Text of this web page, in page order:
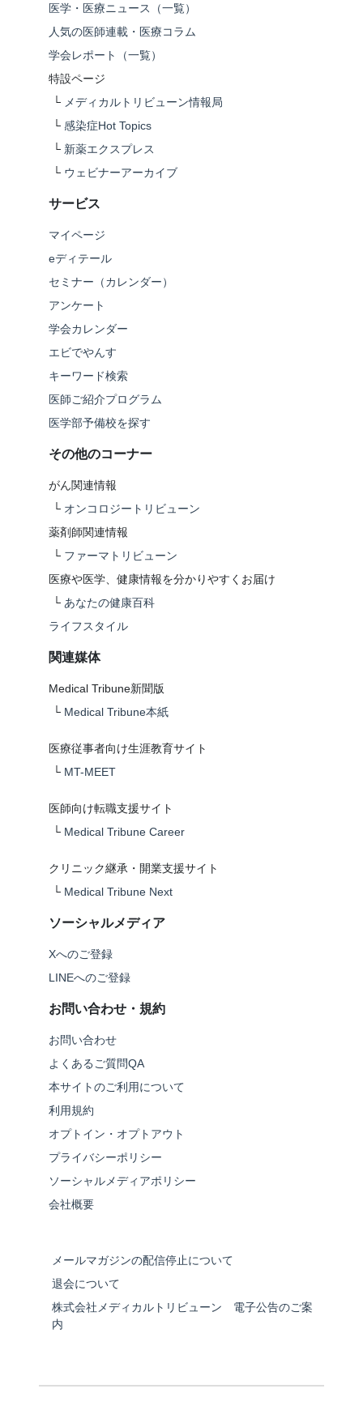
医学・医療ニュース（一覧）
人気の医師連載・医療コラム
学会レポート（一覧）
特設ページ
└ メディカルトリビューン情報局
└ 感染症Hot Topics
└ 新薬エクスプレス
└ ウェビナーアーカイブ
サービス
マイページ
eディテール
セミナー（カレンダー）
アンケート
学会カレンダー
エビでやんす
キーワード検索
医師ご紹介プログラム
医学部予備校を探す
その他のコーナー
がん関連情報
└ オンコロジートリビューン
薬剤師関連情報
└ ファーマトリビューン
医療や医学、健康情報を分かりやすくお届け
└ あなたの健康百科
ライフスタイル
関連媒体
Medical Tribune新聞版
└ Medical Tribune本紙
医療従事者向け生涯教育サイト
└ MT-MEET
医師向け転職支援サイト
└ Medical Tribune Career
クリニック継承・開業支援サイト
└ Medical Tribune Next
ソーシャルメディア
Xへのご登録
LINEへのご登録
お問い合わせ・規約
お問い合わせ
よくあるご質問QA
本サイトのご利用について
利用規約
オプトイン・オプトアウト
プライバシーポリシー
ソーシャルメディアポリシー
会社概要
メールマガジンの配信停止について
退会について
株式会社メディカルトリビューン 電子公告のご案
内